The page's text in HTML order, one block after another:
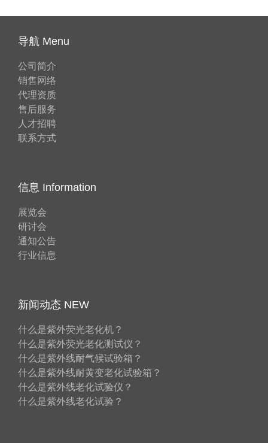
导航 Menu
公司简介
销售网络
代理资质
售后服务
人才招聘
联系方式
信息 Information
展览会
研讨会
通知公告
行业信息
新闻动态 NEW
什么是紫外荧光老化机？
什么是紫外荧光老化测试仪？
什么是紫外线耐气候试验箱？
什么是紫外线耐黄变老化试验箱？
什么是紫外线老化试验仪？
什么是紫外线老化试验？